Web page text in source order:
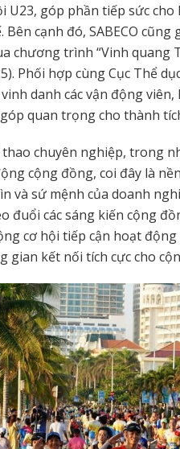
U23, góp phần tiếp sức
Bên cạnh đó, SABECO
chương trình “Vinh quang
Phối hợp cùng Cục Thể
danh các vận động
quan trọng cho thành
chuyên nghiệp, trong
cộng đồng, coi đây là
và sứ mệnh của doanh
đuổi các sáng kiến cộng
cơ hội tiếp cận hoạt
gian kết nối tích cực cho